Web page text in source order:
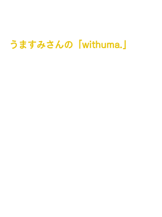
うますみさんの「withuma.」